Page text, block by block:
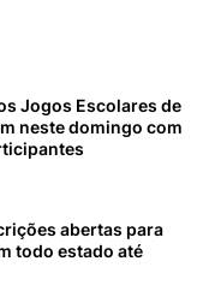
Jogos Escolares de
neste domingo com
abertas para
todo estado até